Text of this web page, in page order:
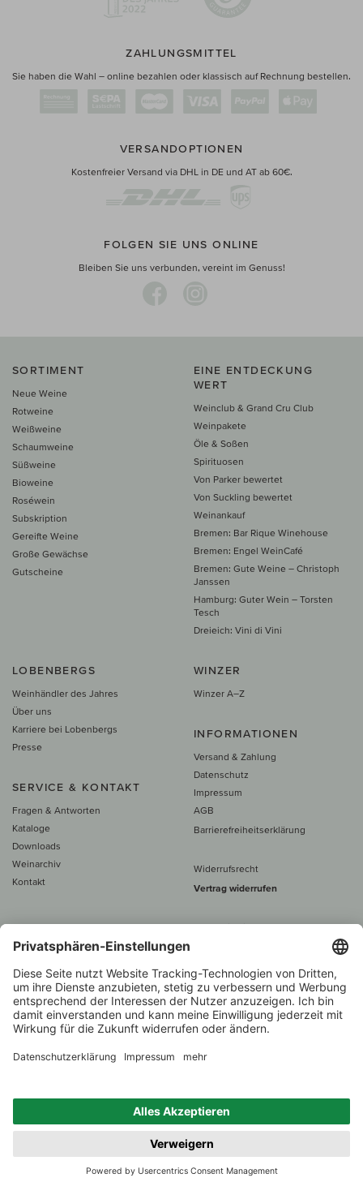
ZAHLUNGSMITTEL
Sie haben die Wahl – online bezahlen oder klassisch auf Rechnung bestellen.
VERSANDOPTIONEN
Kostenfreier Versand via DHL in DE und AT ab 60€.
FOLGEN SIE UNS ONLINE
Bleiben Sie uns verbunden, vereint im Genuss!
SORTIMENT
Neue Weine
Rotweine
Weißweine
Schaumweine
Süßweine
Bioweine
Roséwein
Subskription
Gereifte Weine
Große Gewächse
Gutscheine
EINE ENTDECKUNG
WERT
Weinclub & Grand Cru Club
Weinpakete
Öle & Soßen
Spirituosen
Von Parker bewertet
Von Suckling bewertet
Weinankauf
Bremen: Bar Rique Winehouse
Bremen: Engel WeinCafé
Bremen: Gute Weine – Christoph
Janssen
Hamburg: Guter Wein – Torsten
Tesch
Dreieich: Vini di Vini
LOBENBERGS
Weinhändler des Jahres
Über uns
Karriere bei Lobenbergs
Presse
SERVICE & KONTAKT
Fragen & Antworten
Kataloge
Downloads
Weinarchiv
Kontakt
WINZER
Winzer A–Z
INFORMATIONEN
Versand & Zahlung
Datenschutz
Impressum
AGB
Barrierefreiheitserklärung
Widerrufsrecht
Vertrag widerrufen
Alle Preise inkl. MwSt., zzgl. 5 €
60 € versand­kosten­
Beratung unter
1.000 Winzer –
Weinhändler
des Jahres 2022
Zurück